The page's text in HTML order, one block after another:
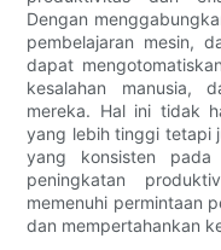
Dengan
pembelajaran mesin,
dapat
kesalahan manusia,
mereka. Hal ini tidak
yang lebih tinggi tetapi
yang konsisten
peningkatan
memenuhi permintaan
dan mempertahankan